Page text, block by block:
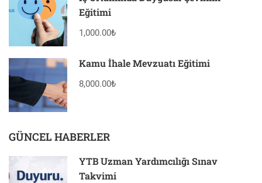
Eğitimi
1,000.00₺
Kamu İhale Mevzuatı Eğitimi
8,000.00₺
GÜNCEL HABERLER
YTB Uzman Yardımcılığı Sınav
Takvimi